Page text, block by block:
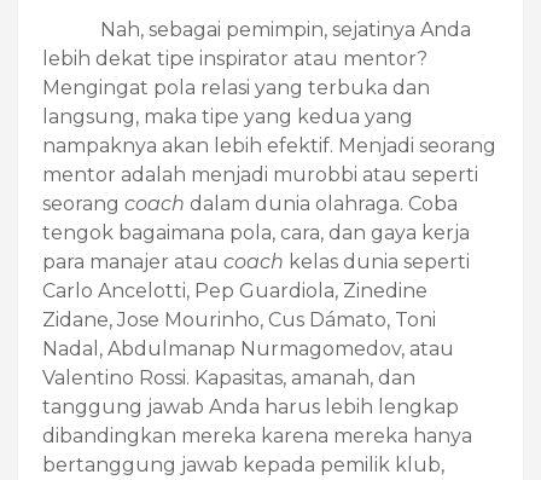
Nah, sebagai pemimpin, sejatinya Anda
lebih dekat tipe inspirator atau mentor?
Mengingat pola relasi yang terbuka dan
langsung, maka tipe yang kedua yang
nampaknya akan lebih efektif. Menjadi seorang
mentor adalah menjadi murobbi atau seperti
seorang coach dalam dunia olahraga. Coba
tengok bagaimana pola, cara, dan gaya kerja
para manajer atau coach kelas dunia seperti
Carlo Ancelotti, Pep Guardiola, Zinedine
Zidane, Jose Mourinho, Cus Dámato, Toni
Nadal, Abdulmanap Nurmagomedov, atau
Valentino Rossi. Kapasitas, amanah, dan
tanggung jawab Anda harus lebih lengkap
dibandingkan mereka karena mereka hanya
bertanggung jawab kepada pemilik klub,